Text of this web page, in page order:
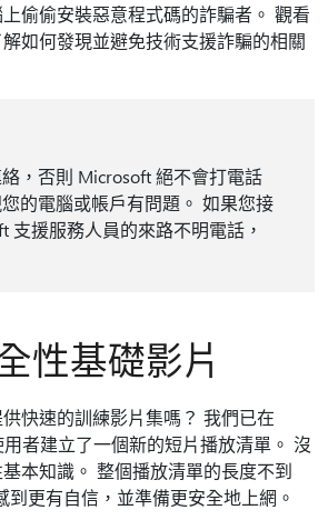
偷偷安裝惡意程式碼的詐騙者。 觀看
如何發現並避免技術支援詐騙的相關
，否則 Microsoft 絕不會打電話
的電腦或帳戶有問題。 如果您接
支援服務人員的來路不明電話，
性基礎影片
快速的訓練影片集嗎？ 我們已在
者建立了一個新的短片播放清單。 沒
本知識。 整個播放清單的長度不到
到更有自信，並準備更安全地上網。